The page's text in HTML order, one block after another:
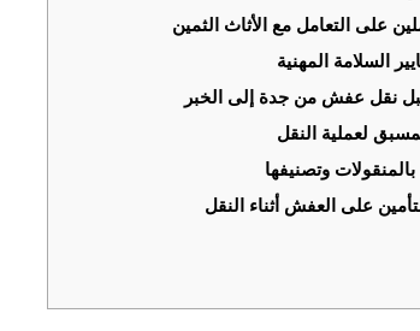
على التعامل مع الأثاث الثمين
السلامة المهنية
نقل عفش من جدة إلى الخبر
لعملية النقل
بالمنقولات وتصنيفها
على العفش أثناء النقل